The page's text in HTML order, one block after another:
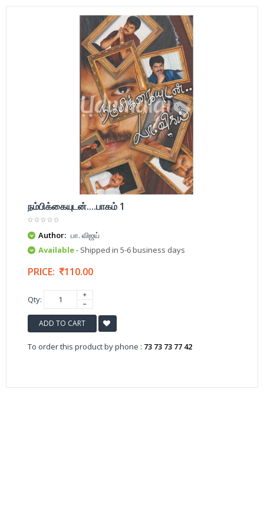
நம்பிக்கையுடன்....பாகம் 1
Author: பா. விஜய்
Available- Shipped in 5-6 business days
PRICE: 110.00
Qty:
ADD TO CART
To order this product by phone : 73 73 73 77 42